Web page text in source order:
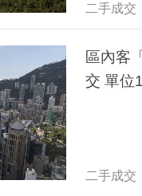
二手成交
區內客
交 單位
二手成交